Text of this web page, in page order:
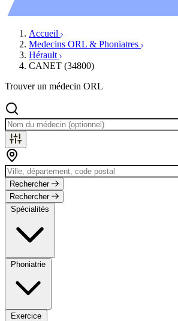
Accueil
Medecins ORL & Phoniatres
Hérault
CANET (34800)
Trouver un médecin ORL
Rechercher
Rechercher
Spécialités
Phoniatrie
Exercice